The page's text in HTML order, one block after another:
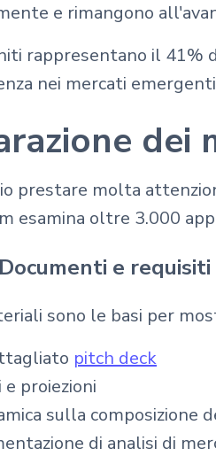
e rimangono
rappresentano il 41%
nei mercati
dei
prestare molta
esamina oltre 3.000
e requisiti
sono le basi per
pitch deck
e proiezioni
sulla composizione
di analisi di